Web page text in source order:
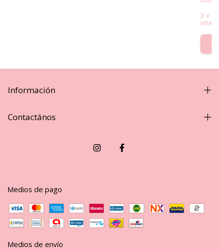
3 x
Información
Contactános
Medios de pago
Medios de envío